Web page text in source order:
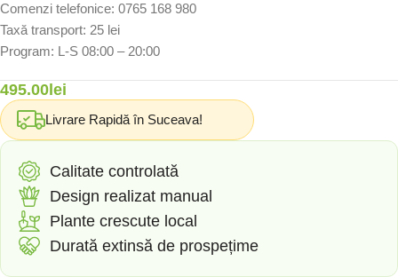
Comenzi telefonice: 0765 168 980
Taxă transport: 25 lei
Program: L-S 08:00 – 20:00
495.00 lei
Livrare Rapidă în Suceava!
Calitate controlată
Design realizat manual
Plante crescute local
Durată extinsă de prospețime